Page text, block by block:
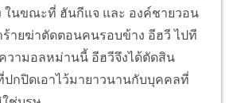
ในขณะที่ ฮันกีแจ และ องค์ชายวอน
ร้ายฆ่าตัดตอนคนรอบข้าง อีฮวี ไปที
วามอลหม่านนี้ อีฮวีจึงได้ตัดสิน
กปิดเอาไว้มายาวนานกับบุคคลที่